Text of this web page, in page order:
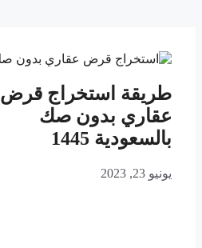
طريقة استخراج قرض
عقاري بدون صك
بالسعودية 1445
يونيو 23, 2023